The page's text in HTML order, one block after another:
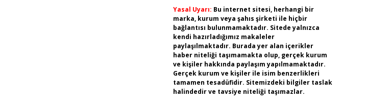
Yasal Uyarı: Bu internet sitesi, herhangi bir
marka, kurum veya şahıs şirketi ile hiçbir
bağlantısı bulunmamaktadır. Sitede yalnızca
kendi hazırladığımız makaleler
paylaşılmaktadır. Burada yer alan içerikler
haber niteliği taşımamakta olup, gerçek kurum
ve kişiler hakkında paylaşım yapılmamaktadır.
Gerçek kurum ve kişiler ile isim benzerlikleri
tamamen tesadüfidir. Sitemizdeki bilgiler taslak
halindedir ve tavsiye niteliği taşımazlar.